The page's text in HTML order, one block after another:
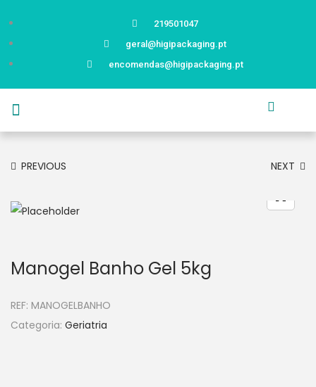
219501047
geral@higipackaging.pt
encomendas@higipackaging.pt
PREVIOUS NEXT
Manogel Banho Gel 5kg
REF: MANOGELBANHO
Categoria: Geriatria